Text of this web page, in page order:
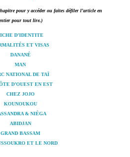
pour y accéder ou faites défiler l’article en
pour tout lire.)
D’IDENTITE
ET VISAS
DANANÉ
MAN
NATIONAL DE TAÏ
D’OUEST EN EST
CHEZ JOJO
KOUNOUKOU
& NIÉGA
ABIDJAN
GRAND BASSAM
ET LE NORD